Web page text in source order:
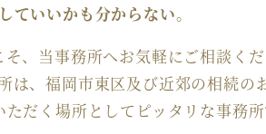
ていいかも分からない。
、当事務所へお気軽にご相談くだ
は、福岡市東区及び近郊の相続の
ただく場所としてピッタリな事務所